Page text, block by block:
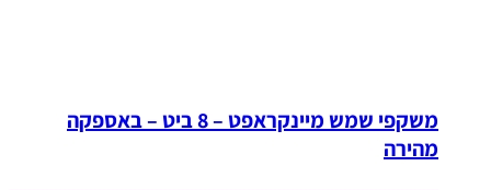
משקפי שמש מיינקראפט – 8 ביט – באספקה
מהירה